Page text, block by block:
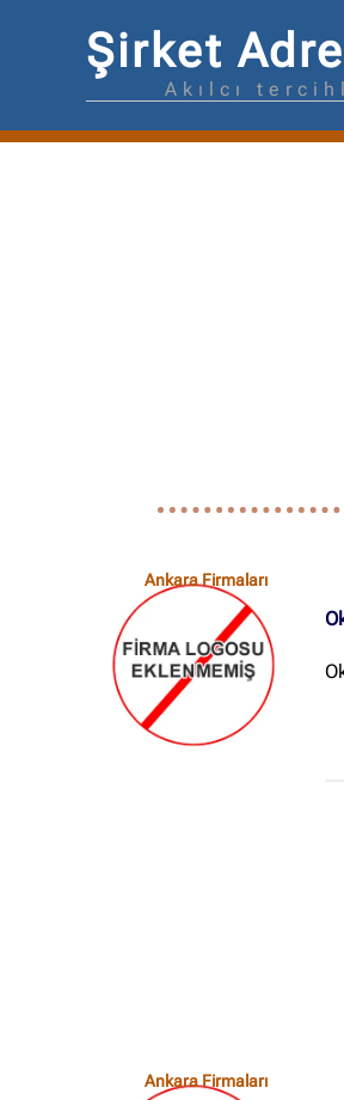
Şirket
Akılcı
Ankara Firmaları
Ankara Firmaları